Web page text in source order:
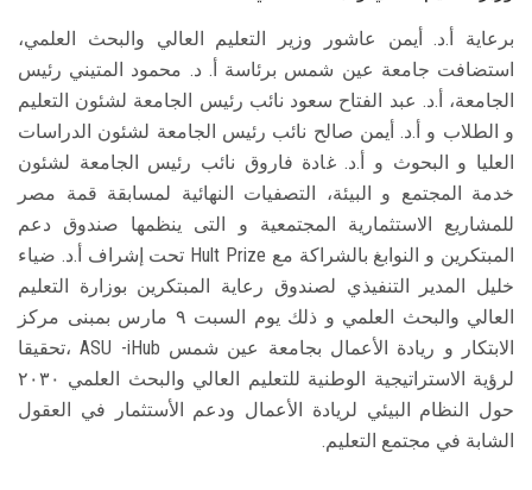
برعاية أ.د. أيمن عاشور وزير التعليم العالي والبحث العلمي،
استضافت جامعة عين شمس برئاسة أ. د. محمود المتيني رئيس
الجامعة، أ.د. عبد الفتاح سعود نائب رئيس الجامعة لشئون التعليم
و الطلاب و أ.د. أيمن صالح نائب رئيس الجامعة لشئون الدراسات
العليا و البحوث و أ.د. غادة فاروق نائب رئيس الجامعة لشئون
خدمة المجتمع و البيئة، التصفيات النهائية لمسابقة قمة مصر
للمشاريع الاستثمارية المجتمعية و التى ينظمها صندوق دعم
المبتكرين و النوابغ بالشراكة مع Hult Prize تحت إشراف أ.د. ضياء
خليل المدير التنفيذي لصندوق رعاية المبتكرين بوزارة التعليم
العالي والبحث العلمي و ذلك يوم السبت ٩ مارس بمبنى مركز
الابتكار و ريادة الأعمال بجامعة عين شمس ASU -iHub ،تحقيقا
لرؤية الاستراتيجية الوطنية للتعليم العالي والبحث العلمي ٢٠٣٠
حول النظام البيئي لريادة الأعمال ودعم الأستثمار في العقول
الشابة في مجتمع التعليم.